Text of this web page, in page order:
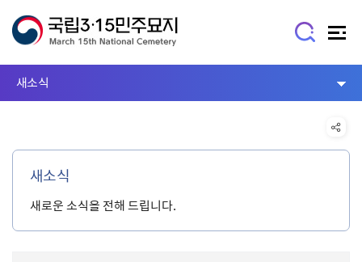
새소식
새소식
새로운 소식을 전해 드립니다.